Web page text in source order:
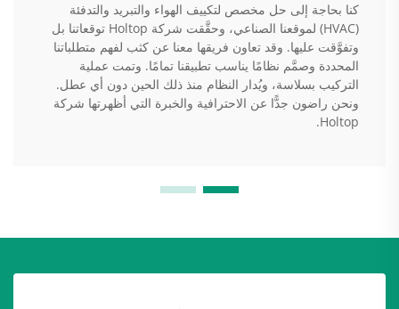
كنا بحاجة إلى حل مخصص لتكييف الهواء والتبريد والتدفئة
(HVAC) لموقعنا الصناعي، وحقَّقت شركة Holtop توقعاتنا بل
وتفوَّقت عليها. وقد تعاون فريقها معنا عن كثب لفهم متطلباتنا
المحددة وصمَّم نظامًا يناسب تطبيقنا تمامًا. وتمت عملية
التركيب بسلاسة، ويُدار النظام منذ ذلك الحين دون أي عطل.
ونحن راضون جدًّا عن الاحترافية والخبرة التي أظهرتها شركة
Holtop.